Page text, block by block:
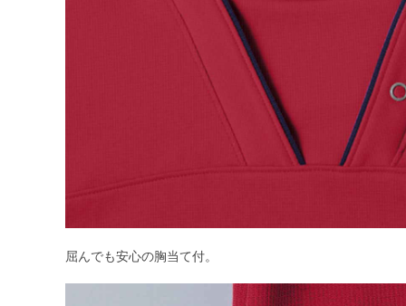
屈んでも安心の胸当て付。